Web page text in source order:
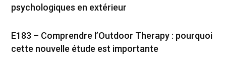
psychologiques en extérieur
E183 – Comprendre l’Outdoor Therapy : pourquoi
cette nouvelle étude est importante